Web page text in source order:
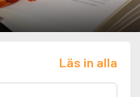
Läs in alla